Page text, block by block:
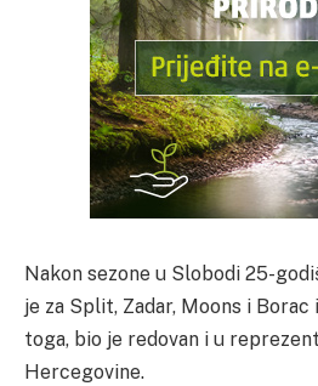
Nakon sezone u Slobodi 25-
je za Split, Zadar, Moons i Borac
toga, bio je redovan i u
Hercegovine.